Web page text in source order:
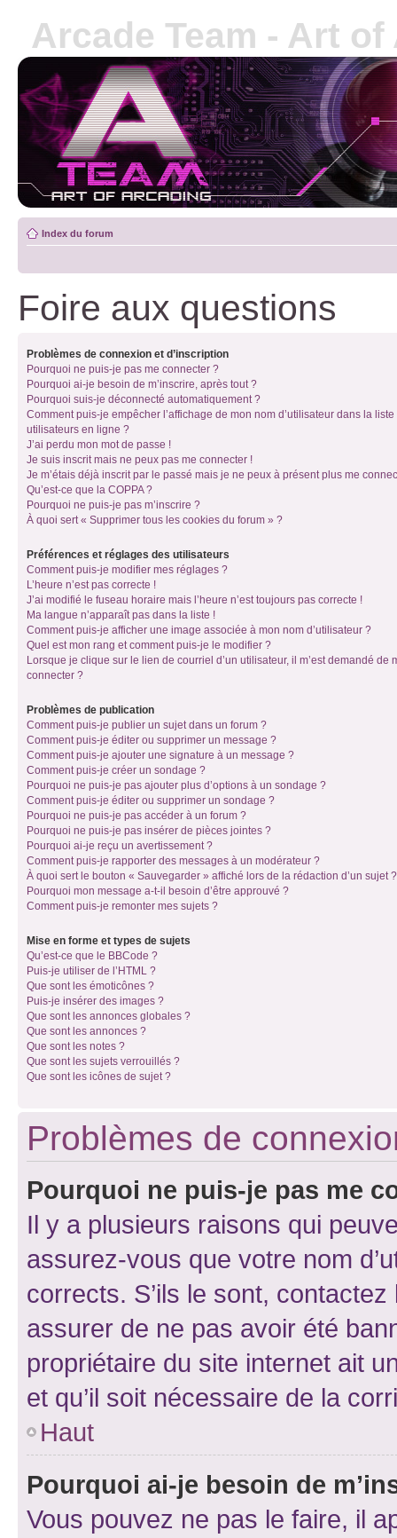
Arcade Team - Art
Index du forum
Foire aux questions
Problèmes de connexion et d’inscription
Pourquoi ne puis-je pas me connecter ?
Pourquoi ai-je besoin de m’inscrire, après tout ?
Pourquoi suis-je déconnecté automatiquement ?
Comment puis-je empêcher l’affichage de mon nom d’utilisateur dans la liste
utilisateurs en ligne ?
J’ai perdu mon mot de passe !
Je suis inscrit mais ne peux pas me connecter !
Je m’étais déjà inscrit par le passé mais je ne peux à présent plus me
Qu’est-ce que la COPPA ?
Pourquoi ne puis-je pas m’inscrire ?
À quoi sert « Supprimer tous les cookies du forum » ?
Préférences et réglages des utilisateurs
Comment puis-je modifier mes réglages ?
L’heure n’est pas correcte !
J’ai modifié le fuseau horaire mais l’heure n’est toujours pas correcte !
Ma langue n’apparaît pas dans la liste !
Comment puis-je afficher une image associée à mon nom d’utilisateur ?
Quel est mon rang et comment puis-je le modifier ?
Lorsque je clique sur le lien de courriel d’un utilisateur, il m’est demandé de
connecter ?
Problèmes de publication
Comment puis-je publier un sujet dans un forum ?
Comment puis-je éditer ou supprimer un message ?
Comment puis-je ajouter une signature à un message ?
Comment puis-je créer un sondage ?
Pourquoi ne puis-je pas ajouter plus d’options à un sondage ?
Comment puis-je éditer ou supprimer un sondage ?
Pourquoi ne puis-je pas accéder à un forum ?
Pourquoi ne puis-je pas insérer de pièces jointes ?
Pourquoi ai-je reçu un avertissement ?
Comment puis-je rapporter des messages à un modérateur ?
À quoi sert le bouton « Sauvegarder » affiché lors de la rédaction d’un sujet ?
Pourquoi mon message a-t-il besoin d’être approuvé ?
Comment puis-je remonter mes sujets ?
Mise en forme et types de sujets
Qu’est-ce que le BBCode ?
Puis-je utiliser de l’HTML ?
Que sont les émoticônes ?
Puis-je insérer des images ?
Que sont les annonces globales ?
Que sont les annonces ?
Que sont les notes ?
Que sont les sujets verrouillés ?
Que sont les icônes de sujet ?
Problèmes de
Pourquoi ne puis-je pas me
Il y a plusieurs raisons qui
assurez-vous que votre nom
corrects. S’ils le sont,
assurer de ne pas avoir été
propriétaire du site internet ait
et qu’il soit nécessaire de la
Haut
Pourquoi ai-je besoin de
Vous pouvez ne pas le faire, il